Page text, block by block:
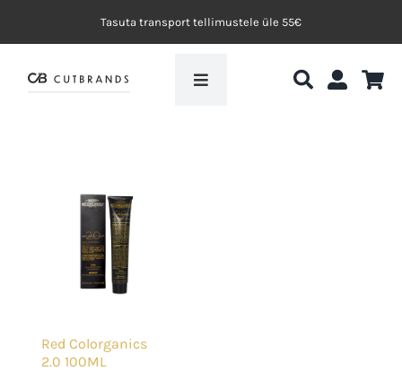
Tasuta transport tellimustele üle 55€
Toggle
Koolituskeskkond
Red Colorganics
2.0 100ML